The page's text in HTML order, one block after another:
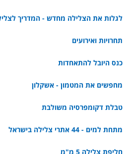
לגלות את הצלילה מחדש - המדריך
תחרויות ואירועים
כנס היובל להתאחדות
מחפשים את המטמון - אשקלון
טבלת דקומפרסיה משולבת
מתחת למים - 44 אתרי צלילה בישראל
חליפת צלילה 5 מ"מ